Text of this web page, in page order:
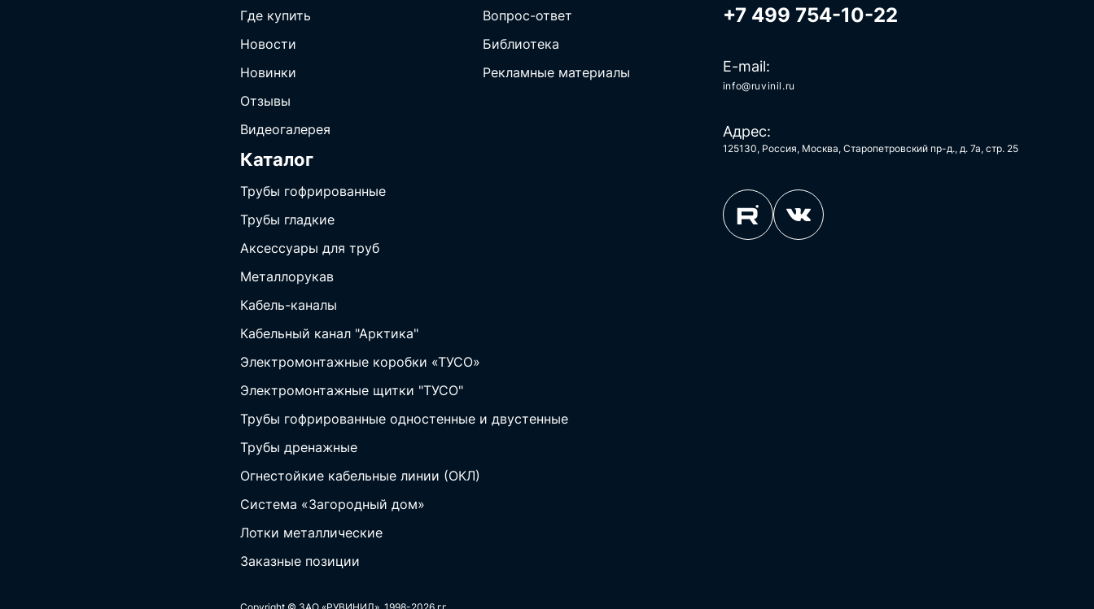
Где купить
Новости
Новинки
Отзывы
Видеогалерея
Вопрос-ответ
Библиотека
Рекламные материалы
Каталог
Трубы гофрированные
Трубы гладкие
Аксессуары для труб
Металлорукав
Кабель-каналы
Кабельный канал "Арктика"
Электромонтажные коробки «ТУСО»
Электромонтажные щитки "ТУСО"
Трубы гофрированные одностенные и двустенные
Трубы дренажные
Огнестойкие кабельные линии (ОКЛ)
Система «Загородный дом»
Лотки металлические
Заказные позиции
+7 499 754-10-22
E-mail:
info@ruvinil.ru
Адрес:
125130, Россия, Москва, Старопетровский пр-д., д. 7а, стр. 25